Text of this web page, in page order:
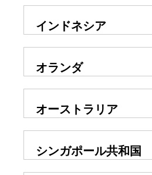
インドネシア
オランダ
オーストラリア
シンガポール共和国